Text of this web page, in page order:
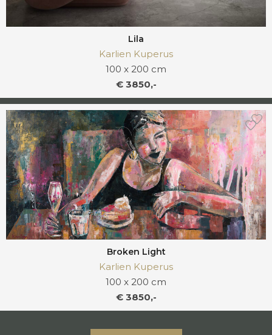
Lila
Karlien Kuperus
100 x 200 cm
€ 3850,-
Broken Light
Karlien Kuperus
100 x 200 cm
€ 3850,-